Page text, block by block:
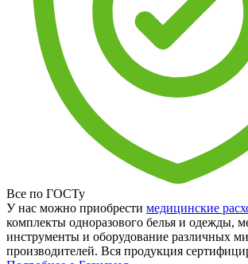
Все по ГОСТу
У нас можно приобрести медицинские
комплекты одноразового белья и одежды,
инструменты и оборудование различных
производителей. Вся продукция